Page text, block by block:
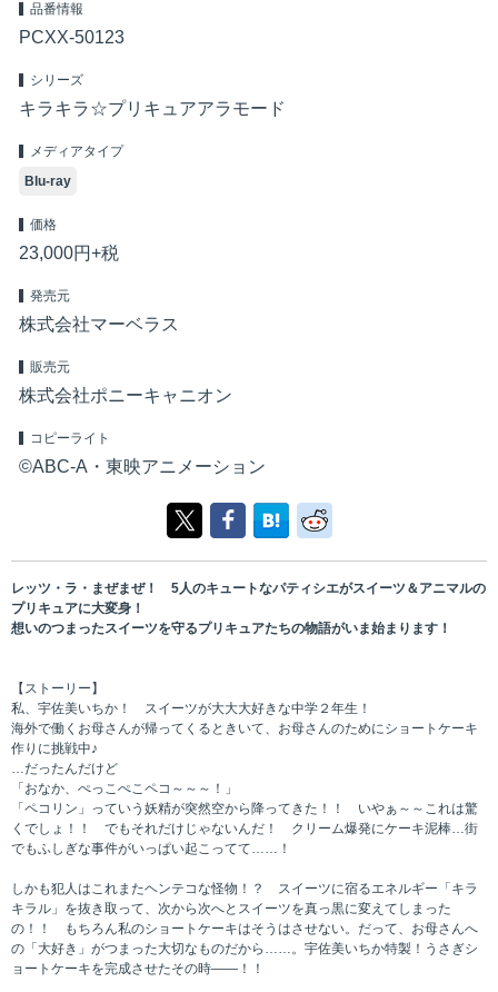
品番情報
PCXX-50123
シリーズ
キラキラ☆プリキュアアラモード
メディアタイプ
Blu-ray
価格
23,000円+税
発売元
株式会社マーベラス
販売元
株式会社ポニーキャニオン
コピーライト
©ABC-A・東映アニメーション
レッツ・ラ・まぜまぜ！ 5人のキュートなパティシエがスイーツ＆アニマルの
プリキュアに大変身！
想いのつまったスイーツを守るプリキュアたちの物語がいま始まります！
【ストーリー】
私、宇佐美いちか！ スイーツが大大大好きな中学２年生！
海外で働くお母さんが帰ってくるときいて、お母さんのためにショートケーキ
作りに挑戦中♪
…だったんだけど
「おなか、ぺっこぺこペコ～～～！」
「ペコリン」っていう妖精が突然空から降ってきた！！ いやぁ～～これは驚
くでしょ！！ でもそれだけじゃないんだ！ クリーム爆発にケーキ泥棒…街
でもふしぎな事件がいっぱい起こってて……！
しかも犯人はこれまたヘンテコな怪物！？ スイーツに宿るエネルギー「キラ
キラル」を抜き取って、次から次へとスイーツを真っ黒に変えてしまった
の！！ もちろん私のショートケーキはそうはさせない。だって、お母さんへ
の「大好き」がつまった大切なものだから……。宇佐美いちか特製！うさぎシ
ョートケーキを完成させたその時――！！